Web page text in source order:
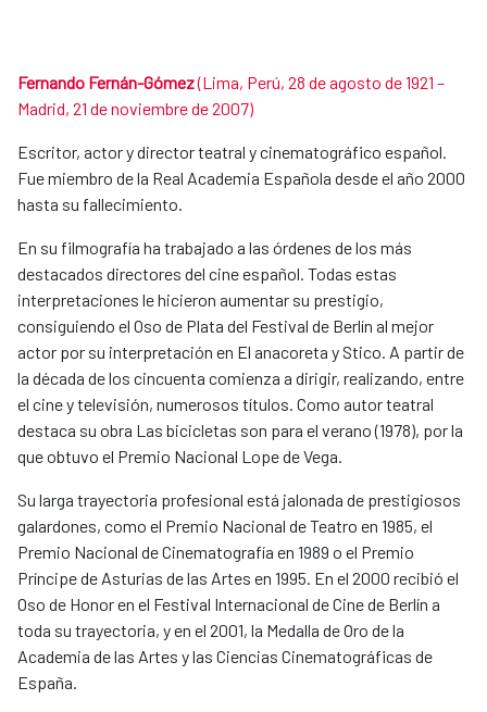
Fernando Fernán-Gómez(Lima, Perú, 28 de agosto de 1921 –
Madrid, 21 de noviembre de 2007)
Escritor, actor y director teatral y cinematográfico español.
Fue miembro de la Real Academia Española desde el año 2000
hasta su fallecimiento.
En su filmografía ha trabajado a las órdenes de los más
destacados directores del cine español. Todas estas
interpretaciones le hicieron aumentar su prestigio,
consiguiendo el Oso de Plata del Festival de Berlín al mejor
actor por su interpretación en El anacoreta y Stico. A partir de
la década de los cincuenta comienza a dirigir, realizando, entre
el cine y televisión, numerosos títulos. Como autor teatral
destaca su obra Las bicicletas son para el verano (1978), por la
que obtuvo el Premio Nacional Lope de Vega.
Su larga trayectoria profesional está jalonada de prestigiosos
galardones, como el Premio Nacional de Teatro en 1985, el
Premio Nacional de Cinematografía en 1989 o el Premio
Príncipe de Asturias de las Artes en 1995. En el 2000 recibió el
Oso de Honor en el Festival Internacional de Cine de Berlín a
toda su trayectoria, y en el 2001, la Medalla de Oro de la
Academia de las Artes y las Ciencias Cinematográficas de
España.